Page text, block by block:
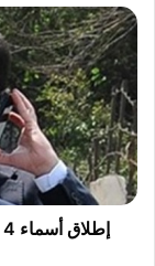
من
رمضان
إطلاق
أسماء
4
شهداء
من
الجيش
والشرطة
على
مدارس
وشوارع